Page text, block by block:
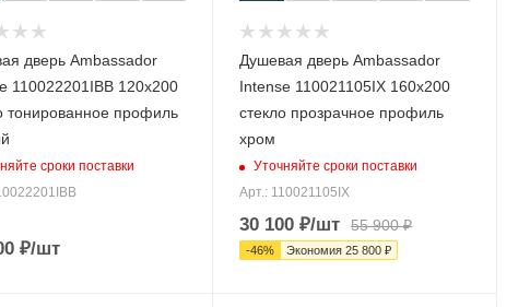
дверь Ambassador
110022201IBB 120х200
тонированное профиль
сроки поставки
₽/шт
Душевая дверь Ambassador
Intense 110021105IX 160х200
стекло прозрачное профиль
хром
Уточняйте сроки поставки
Арт.: 110021105IX
30 100 ₽/шт 55 900₽
-46% Экономия25 800 ₽